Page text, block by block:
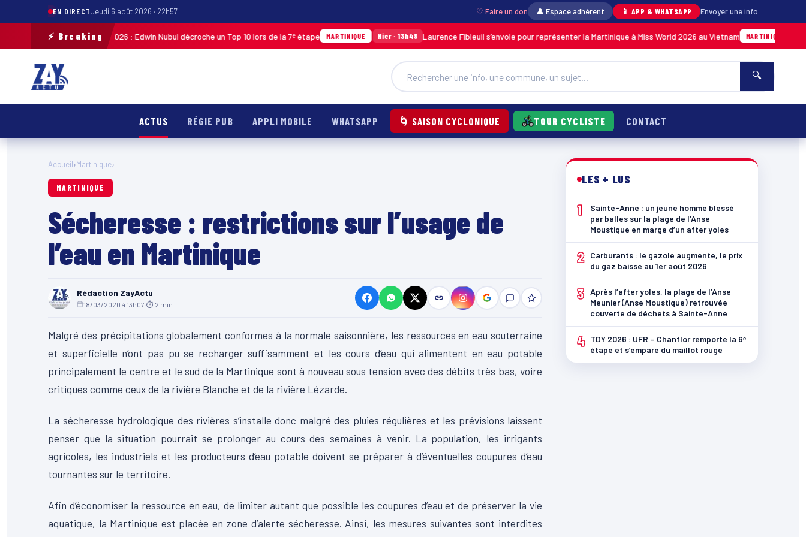
EN DIRECTJeudi 6 août 2026 · 22h57 ♡ Faire un don 👤 Espace adhérent 📱 APP & WHATSAPP Envoyer une info
⚡ Breaking
de Guadeloupe 2026 : Edwin Nubul décroche un Top 10 lors de la 7ᵉ étape MARTINIQUE Hier · 13h48 Laurence Fibleuil s’envole pour représenter la Martinique à Miss World 2026 au Vietnam MARTINIQUE 05/08 ·
🔍
ACTUS RÉGIE PUB APPLI MOBILE WHATSAPP 🌀 SAISON CYCLONIQUE TOUR CYCLISTE CONTACT
Accueil›Martinique›
MARTINIQUE
Sécheresse : restrictions sur l’usage de
l’eau en Martinique
Rédaction ZayActu
18/03/2020 à 13h07 ⏱ 2 min
Malgré des précipitations globalement conformes à la normale saisonnière, les ressources en eau souterraine
et superficielle n’ont pas pu se recharger suffisamment et les cours d’eau qui alimentent en eau potable
principalement le centre et le sud de la Martinique sont à nouveau sous tension avec des débits très bas, voire
critiques comme ceux de la rivière Blanche et de la rivière Lézarde.
La sécheresse hydrologique des rivières s’installe donc malgré des pluies régulières et les prévisions laissent
penser que la situation pourrait se prolonger au cours des semaines à venir. La population, les irrigants
agricoles, les industriels et les producteurs d’eau potable doivent se préparer à d’éventuelles coupures d’eau
tournantes sur le territoire.
Afin d’économiser la ressource en eau, de limiter autant que possible les coupures d’eau et de préserver la vie
aquatique, la Martinique est placée en zone d’alerte sécheresse. Ainsi, les mesures suivantes sont interdites
LES + LUS
1
Sainte-Anne : un jeune homme blessé
par balles sur la plage de l’Anse
Moustique en marge d’un after yoles
2
Carburants : le gazole augmente, le prix
du gaz baisse au 1er août 2026
3 Après l’after yoles, la plage de l’Anse
Meunier (Anse Moustique) retrouvée
couverte de déchets à Sainte-Anne
4 TDY 2026 : UFR – Chanflor remporte la 6ᵉ
étape et s’empare du maillot rouge